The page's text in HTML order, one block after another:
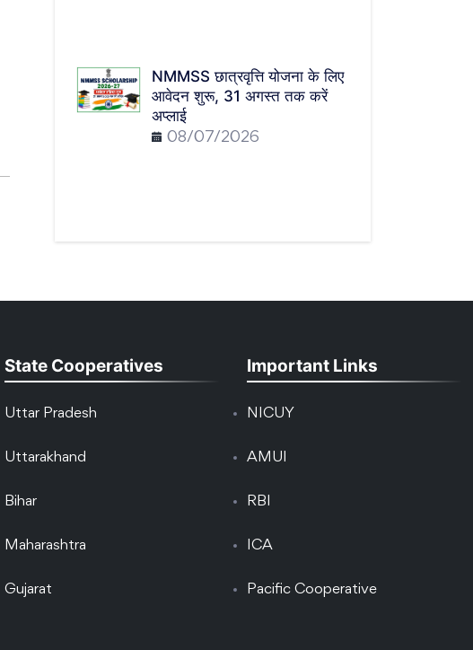
NMMSS छात्रवृत्ति योजना के लिए
आवेदन शुरू, 31 अगस्त तक करें
अप्लाई
08/07/2026
State Cooperatives
Uttar Pradesh
Uttarakhand
Bihar
Maharashtra
Gujarat
Important Links
NICUY
AMUI
RBI
ICA
Pacific Cooperative